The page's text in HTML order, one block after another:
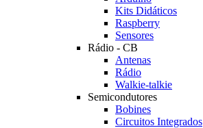
Kits Didáticos
Raspberry
Sensores
Rádio - CB
Antenas
Rádio
Walkie-talkie
Semicondutores
Bobines
Circuitos Integrados